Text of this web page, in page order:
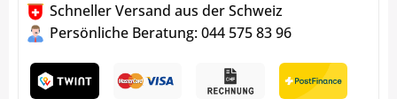
Schneller Versand aus der Schweiz
Persönliche Beratung: 044 575 83 96